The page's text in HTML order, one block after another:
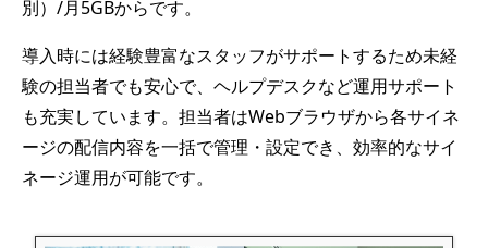
別）/月5GBからです。
導入時には経験豊富なスタッフがサポートするため未経
験の担当者でも安心で、ヘルプデスクなど運用サポート
も充実しています。担当者はWebブラウザから各サイネ
ージの配信内容を一括で管理・設定でき、効率的なサイ
ネージ運用が可能です。